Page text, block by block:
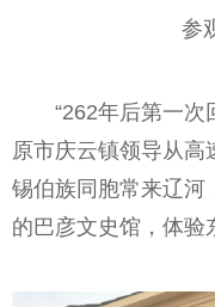
参
“262年后第一次
原市庆云镇领导从高
锡伯族同胞常来辽河
的巴彦文史馆，体验